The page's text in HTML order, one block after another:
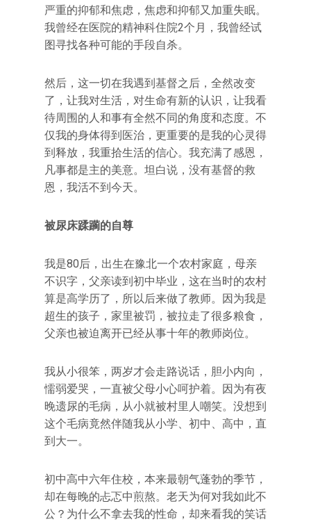
严重的抑郁和焦虑，焦虑和抑郁又加重失眠。
我曾经在医院的精神科住院2个月，我曾经试
图寻找各种可能的手段自杀。
然后，这一切在我遇到基督之后，全然改变
了，让我对生活，对生命有新的认识，让我看
待周围的人和事有全然不同的角度和态度。不
仅我的身体得到医治，更重要的是我的心灵得
到释放，我重拾生活的信心。我充满了感恩，
凡事都是主的美意。坦白说，没有基督的救
恩，我活不到今天。
被尿床蹂躏的自尊
我是80后，出生在豫北一个农村家庭，母亲
不识字，父亲读到初中毕业，这在当时的农村
算是高学历了，所以后来做了教师。因为我是
超生的孩子，家里被罚，被拉走了很多粮食，
父亲也被迫离开已经从事十年的教师岗位。
我从小很笨，两岁才会走路说话，胆小内向，
懦弱爱哭，一直被父母小心呵护着。因为有夜
晚遗尿的毛病，从小就被村里人嘲笑。没想到
这个毛病竟然伴随我从小学、初中、高中，直
到大一。
初中高中六年住校，本来最朝气蓬勃的季节，
却在每晚的忐忑中煎熬。老天为何对我如此不
公？为什么不拿去我的性命，却来看我的笑话